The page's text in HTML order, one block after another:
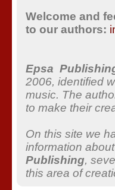
Welcome and
to our authors:
Epsa
2006, identified
music. The
to make their
On this site we
information
Publishing,
this area ofcreati